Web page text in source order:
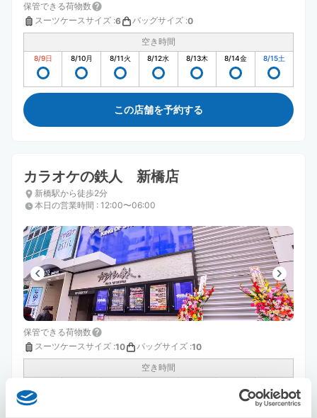
保管できる荷物数
スーツケースサイズ :6 バッグサイズ :0
空き時間
8/9日 8/10月 8/11火 8/12水 8/13木 8/14金 8/15土
この店舗を予約する
カラオケの鉄人 新橋店
新橋駅から徒歩2分
本日の営業時間 : 12:00〜06:00
保管できる荷物数
スーツケースサイズ :10 バッグサイズ :10
空き時間